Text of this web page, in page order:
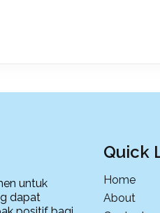
untuk
dapat
Quick
Home
About